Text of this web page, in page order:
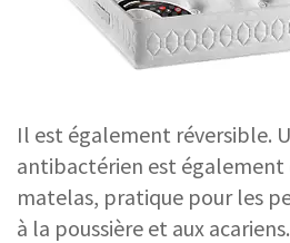
Il est également réversible.
antibactérien est également
matelas, pratique pour les
à la poussière et aux acariens.